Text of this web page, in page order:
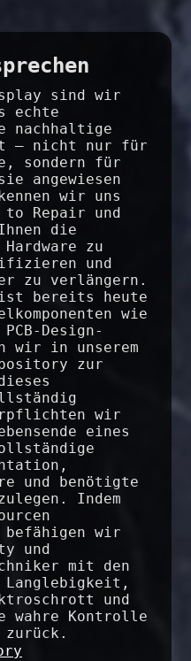
sind wir
echte
nachhaltige
– nicht nur für
sondern für
angewiesen
wir uns
Repair und
die
zu
und
zu verlängern.
bereits heute
wie
Design-
wir in unserem
zur
wir
eines
und benötigte
Indem
wir
und
mit den
Langlebigkeit,
und
wahre Kontrolle